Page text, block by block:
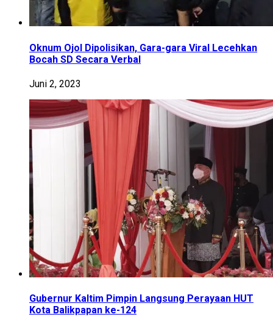
Oknum Ojol Dipolisikan, Gara-gara Viral Lecehkan
Bocah SD Secara Verbal
Juni 2, 2023
Gubernur Kaltim Pimpin Langsung Perayaan HUT
Kota Balikpapan ke-124